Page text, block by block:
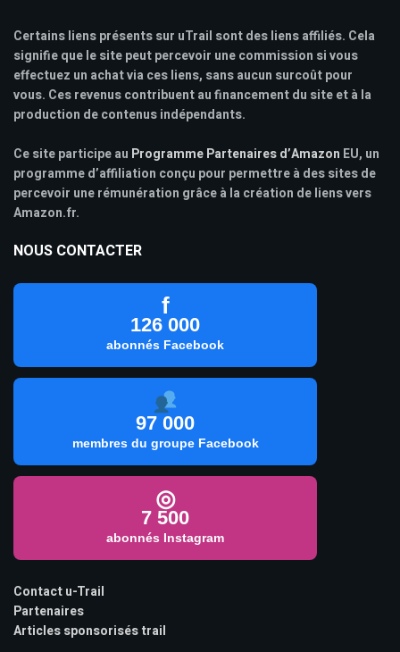
Certains liens présents sur uTrail sont des liens affiliés. Cela
signifie que le site peut percevoir une commission si vous
effectuez un achat via ces liens, sans aucun surcoût pour
vous. Ces revenus contribuent au financement du site et à la
production de contenus indépendants.
Ce site participe au Programme Partenaires d’Amazon EU, un
programme d’affiliation conçu pour permettre à des sites de
percevoir une rémunération grâce à la création de liens vers
Amazon.fr.
NOUS CONTACTER
f
126 000
abonnés Facebook
97 000
membres du groupe Facebook
◎
7 500
abonnés Instagram
Contact u-Trail
Partenaires
Articles sponsorisés trail